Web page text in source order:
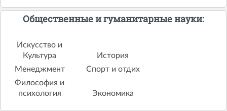
Общественные и гуманитарные науки:
Искусство и
Культура
История
Менеджмент
Спорт и отдих
Философия и
психология
Экономика